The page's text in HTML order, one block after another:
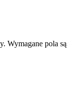
Wymagane pola są